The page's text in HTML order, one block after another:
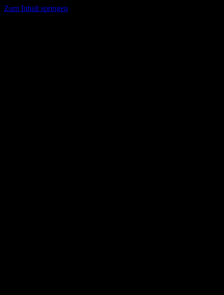
Zum Inhalt springen